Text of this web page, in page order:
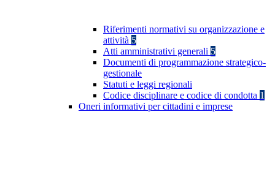
Riferimenti normativi su organizzazione e
attività 5
Atti amministrativi generali 5
Documenti di programmazione strategico-
gestionale
Statuti e leggi regionali
Codice disciplinare e codice di condotta 1
Oneri informativi per cittadini e imprese